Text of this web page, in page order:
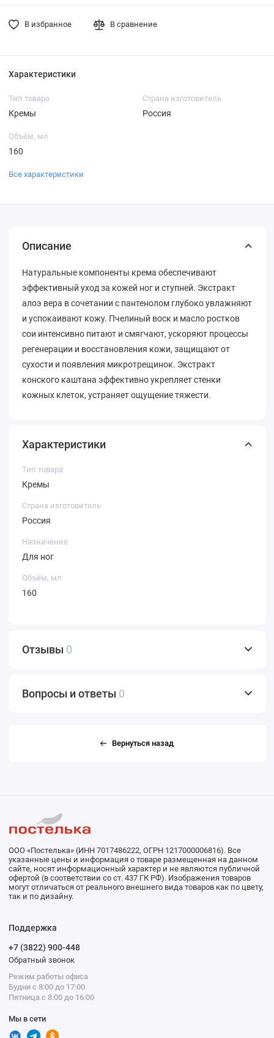
В избранное В сравнение
Характеристики
Тип товара
Кремы
Страна изготовитель
Россия
Объём, мл
160
Все характеристики
Описание
Натуральные компоненты крема обеспечивают
эффективный уход за кожей ног и ступней. Экстракт
алоэ вера в сочетании с пантенолом глубоко увлажняют
и успокаивают кожу. Пчелиный воск и масло ростков
сои интенсивно питают и смягчают, ускоряют процессы
регенерации и восстановления кожи, защищают от
сухости и появления микротрещинок. Экстракт
конского каштана эффективно укрепляет стенки
кожных клеток, устраняет ощущение тяжести.
Характеристики
Тип товара
Кремы
Страна изготовитель
Россия
Назначение
Для ног
Объём, мл
160
Отзывы 0
Вопросы и ответы 0
Вернуться назад
ООО «Постелька» (ИНН 7017486222, ОГРН 1217000006816). Все
указанные цены и информация о товаре размещенная на данном
сайте, носят информационный характер и не являются публичной
офертой (в соответствии со ст. 437 ГК РФ). Изображения товаров
могут отличаться от реального внешнего вида товаров как по цвету,
так и по дизайну.
Поддержка
+7 (3822) 900-448
Обратный звонок
Режим работы офиса
Будни с 8:00 до 17:00
Пятница с 8:00 до 16:00
Мы в сети